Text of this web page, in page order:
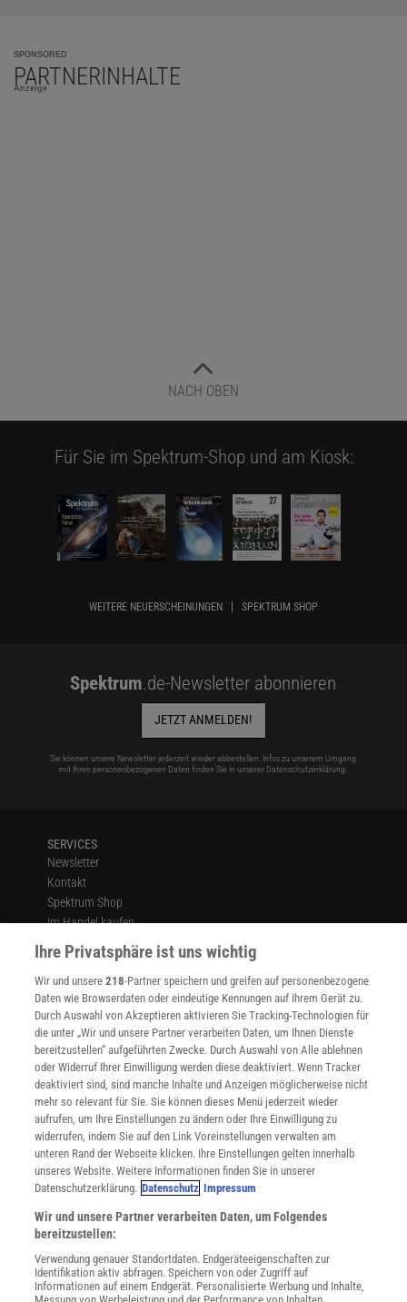
SPONSORED
PARTNERINHALTE
Anzeige
NACH OBEN
Für Sie im Spektrum-Shop und am Kiosk:
WEITERE NEUERSCHEINUNGEN SPEKTRUM SHOP
Spektrum.de-Newsletter abonnieren
JETZT ANMELDEN!
Sie können unsere Newsletter jederzeit wieder abbestellen. Infos zu unserem Umgang
mit Ihren personenbezogenen Daten finden Sie in unserer Datenschutzerklärung.
SERVICES
Newsletter
Kontakt
Spektrum Shop
Im Handel kaufen
Presse
Verträge kündigen
Widerruf
INFO
Mediadaten
Datenschutz
Nutzungsbedingungen
Cookie-Einstellungen
Utiq verwalten
Nutzungsbasierte Onlinewerbung
Alle Artikel
Impressum
Angebote für Schulen
Angebote für Institutionen
Sprachen lernen mit Gymglish
Lexika
Ihre Privatsphäre ist uns wichtig
Wir und unsere218-Partner speichern und greifen auf personenbezogene
Daten wie Browserdaten oder eindeutige Kennungen auf Ihrem Gerät zu.
Durch Auswahl von Akzeptieren aktivieren Sie Tracking-Technologien für
die unter „Wir und unsere Partner verarbeiten Daten, um Ihnen Dienste
bereitzustellen“ aufgeführten Zwecke. Durch Auswahl von Alle ablehnen
oder Widerruf Ihrer Einwilligung werden diese deaktiviert. Wenn Tracker
deaktiviert sind, sind manche Inhalte und Anzeigen möglicherweise nicht
mehr so relevant für Sie. Sie können dieses Menü jederzeit wieder
aufrufen, um Ihre Einstellungen zu ändern oder Ihre Einwilligung zu
widerrufen, indem Sie auf den Link Voreinstellungen verwalten am
unteren Rand der Webseite klicken. Ihre Einstellungen gelten innerhalb
unseres Website. Weitere Informationen finden Sie in unserer
Datenschutzerklärung. Datenschutz Impressum
Wir und unsere Partner verarbeiten Daten, um Folgendes
bereitzustellen:
Verwendung genauer Standortdaten. Endgeräteeigenschaften zur
Identifikation aktiv abfragen. Speichern von oder Zugriff auf
Informationen auf einem Endgerät. Personalisierte Werbung und Inhalte,